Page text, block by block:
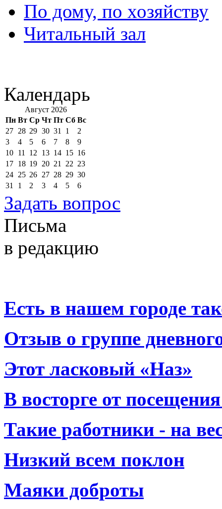
По дому, по хозяйству
Читальный зал
Календарь
Август 2026
Пн Вт Ср Чт Пт Сб Вс
27 28 29 30 31 1
2
3
4 5 6 7 8
9
10 11 12 13 14 15 16
17 18 19 20 21 22 23
24 25 26 27 28 29 30
31
1 2 3 4 5 6
Задать вопрос
Письма
в редакцию
Есть в нашем городе
Отзыв о группе
Этот ласковый «Наз»
В восторге от
Такие работники - на
Низкий всем поклон
Маяки доброты